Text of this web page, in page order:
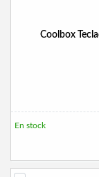
Coolbox
En stock